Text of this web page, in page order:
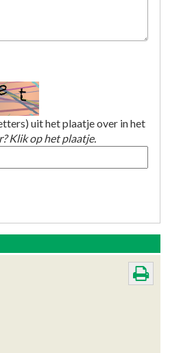
uit het plaatje over in het
Klik op het plaatje.